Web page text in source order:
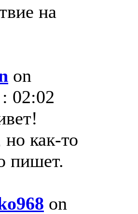
на
on
02:02
как-то
пишет.
on